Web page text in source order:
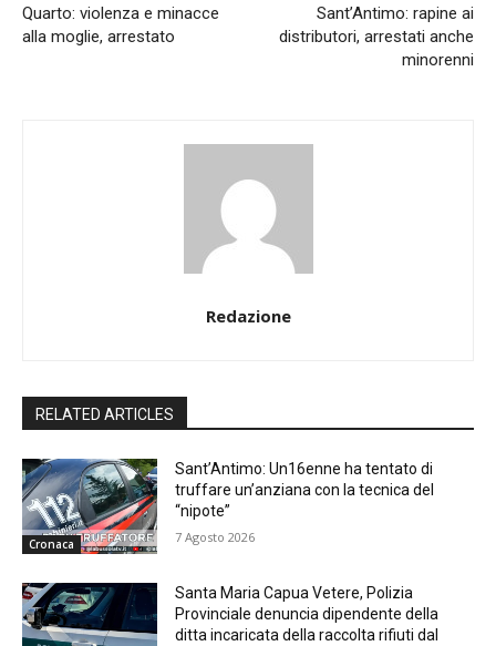
Quarto: violenza e minacce
alla moglie, arrestato
Sant’Antimo: rapine ai
distributori, arrestati anche
minorenni
Redazione
RELATED ARTICLES
Cronaca
Sant’Antimo: Un16enne ha tentato di
truffare un’anziana con la tecnica del
“nipote”
7 Agosto 2026
Santa Maria Capua Vetere, Polizia
Provinciale denuncia dipendente della
ditta incaricata della raccolta rifiuti dal